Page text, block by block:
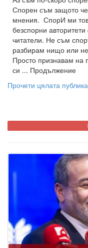
Спорен съм защото
мнения. СпорИ ми
безспорни
читатели. Не съм
разбирам нищо или
Просто признавам на
си ... Продължение
Прочети цялата